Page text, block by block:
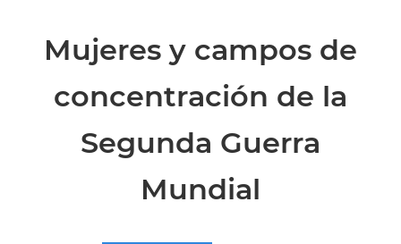
Mujeres y campos de
concentración de la
Segunda Guerra
Mundial